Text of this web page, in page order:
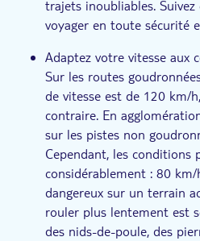
trajets inoubliables. Suivez
voyager en toute sécurité
Adaptez votre vitesse aux
Sur les routes
de vitesse est de 120 km/
contraire. En
sur les pistes non
Cependant, les conditions
considérablement : 80
dangereux sur un terrain
rouler plus lentement est
des nids-de-poule, des